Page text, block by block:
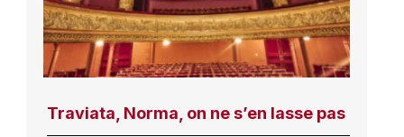
Traviata, Norma, on ne s’en lasse pas